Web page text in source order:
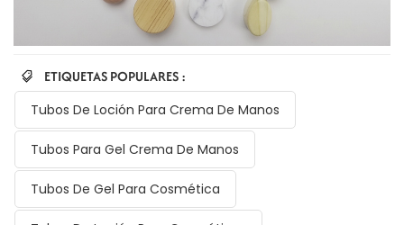
ETIQUETAS POPULARES :
Tubos De Loción Para Crema De Manos
Tubos Para Gel Crema De Manos
Tubos De Gel Para Cosmética